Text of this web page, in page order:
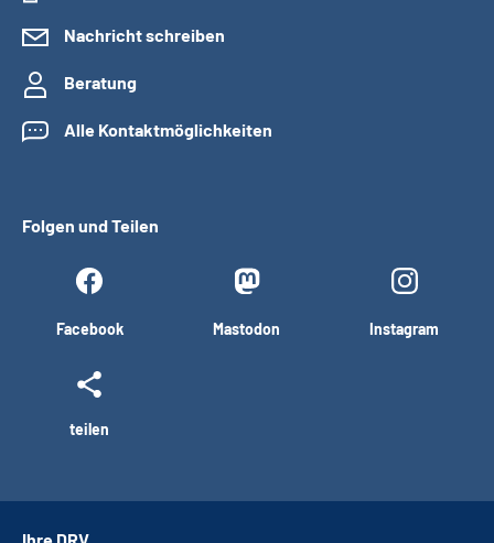
Nachricht schreiben
Beratung
Alle Kontaktmöglichkeiten
Folgen und Teilen
Facebook Mastodon Instagram
teilen